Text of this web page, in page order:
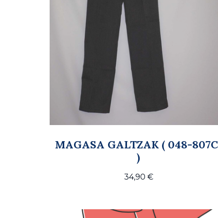
MAGASA GALTZAK ( 048-
)
34,90 €